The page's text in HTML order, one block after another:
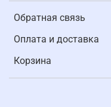
Обратная связь
Оплата и доставка
Корзина